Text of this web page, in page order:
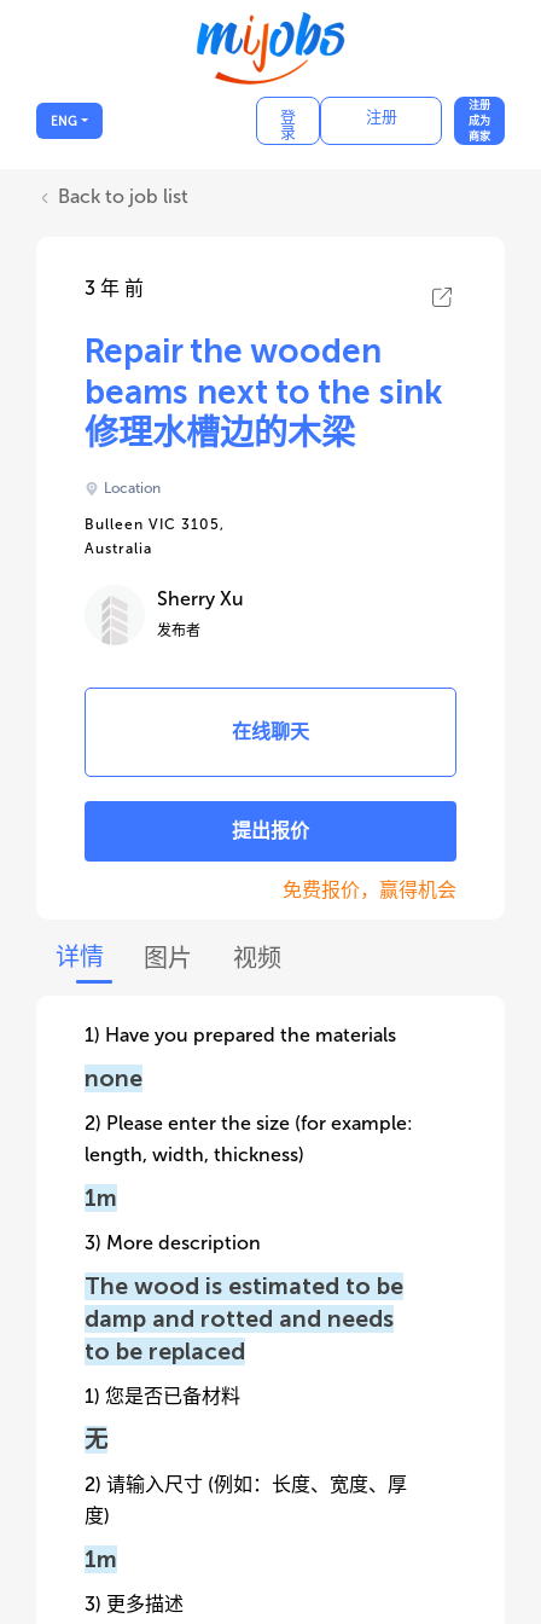
ENG 登
录
注册
注册
成为
商家
Back to job list
3 年 前
Repair the wooden
beams next to the sink
修理水槽边的木梁
Location
Bulleen VIC 3105,
Australia
Sherry Xu
发布者
在线聊天
提出报价
免费报价，赢得机会
详情 图片 视频
1) Have you prepared the materials
none
2) Please enter the size (for example:
length, width, thickness)
1m
3) More description
The wood is estimated to be
damp and rotted and needs
to be replaced
1) 您是否已备材料
无
2) 请输入尺寸 (例如：长度、宽度、厚
度)
1m
3) 更多描述